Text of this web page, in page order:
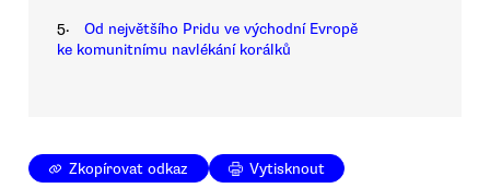
5.
Od největšího Pridu ve východní Evropě
ke komunitnímu navlékání korálků
Zkopírovat odkaz Vytisknout